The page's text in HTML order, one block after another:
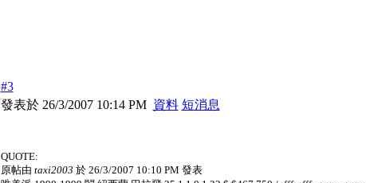
#3
發表於 26/3/2007 10:14 PM 資料 短消息
QUOTE:
原帖由 taxi2003 於 26/3/2007 10:10 PM 發表